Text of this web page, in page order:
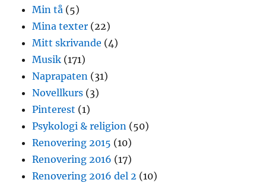
Min tå (5)
Mina texter (22)
Mitt skrivande (4)
Musik (171)
Naprapaten (31)
Novellkurs (3)
Pinterest (1)
Psykologi & religion (50)
Renovering 2015 (10)
Renovering 2016 (17)
Renovering 2016 del 2 (10)